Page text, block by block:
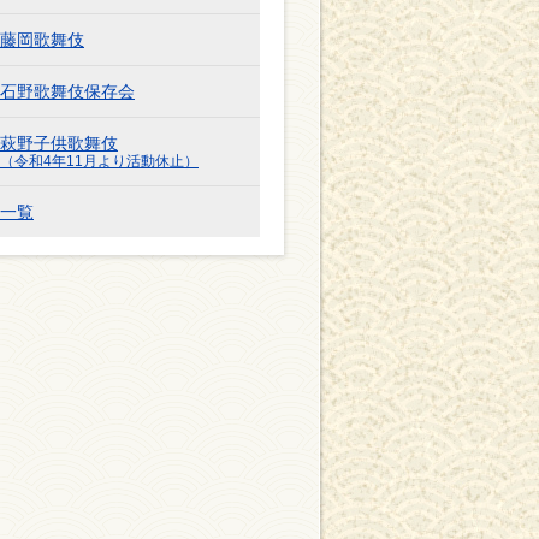
藤岡歌舞伎
石野歌舞伎保存会
萩野子供歌舞伎
（令和4年11月より活動休止）
一覧